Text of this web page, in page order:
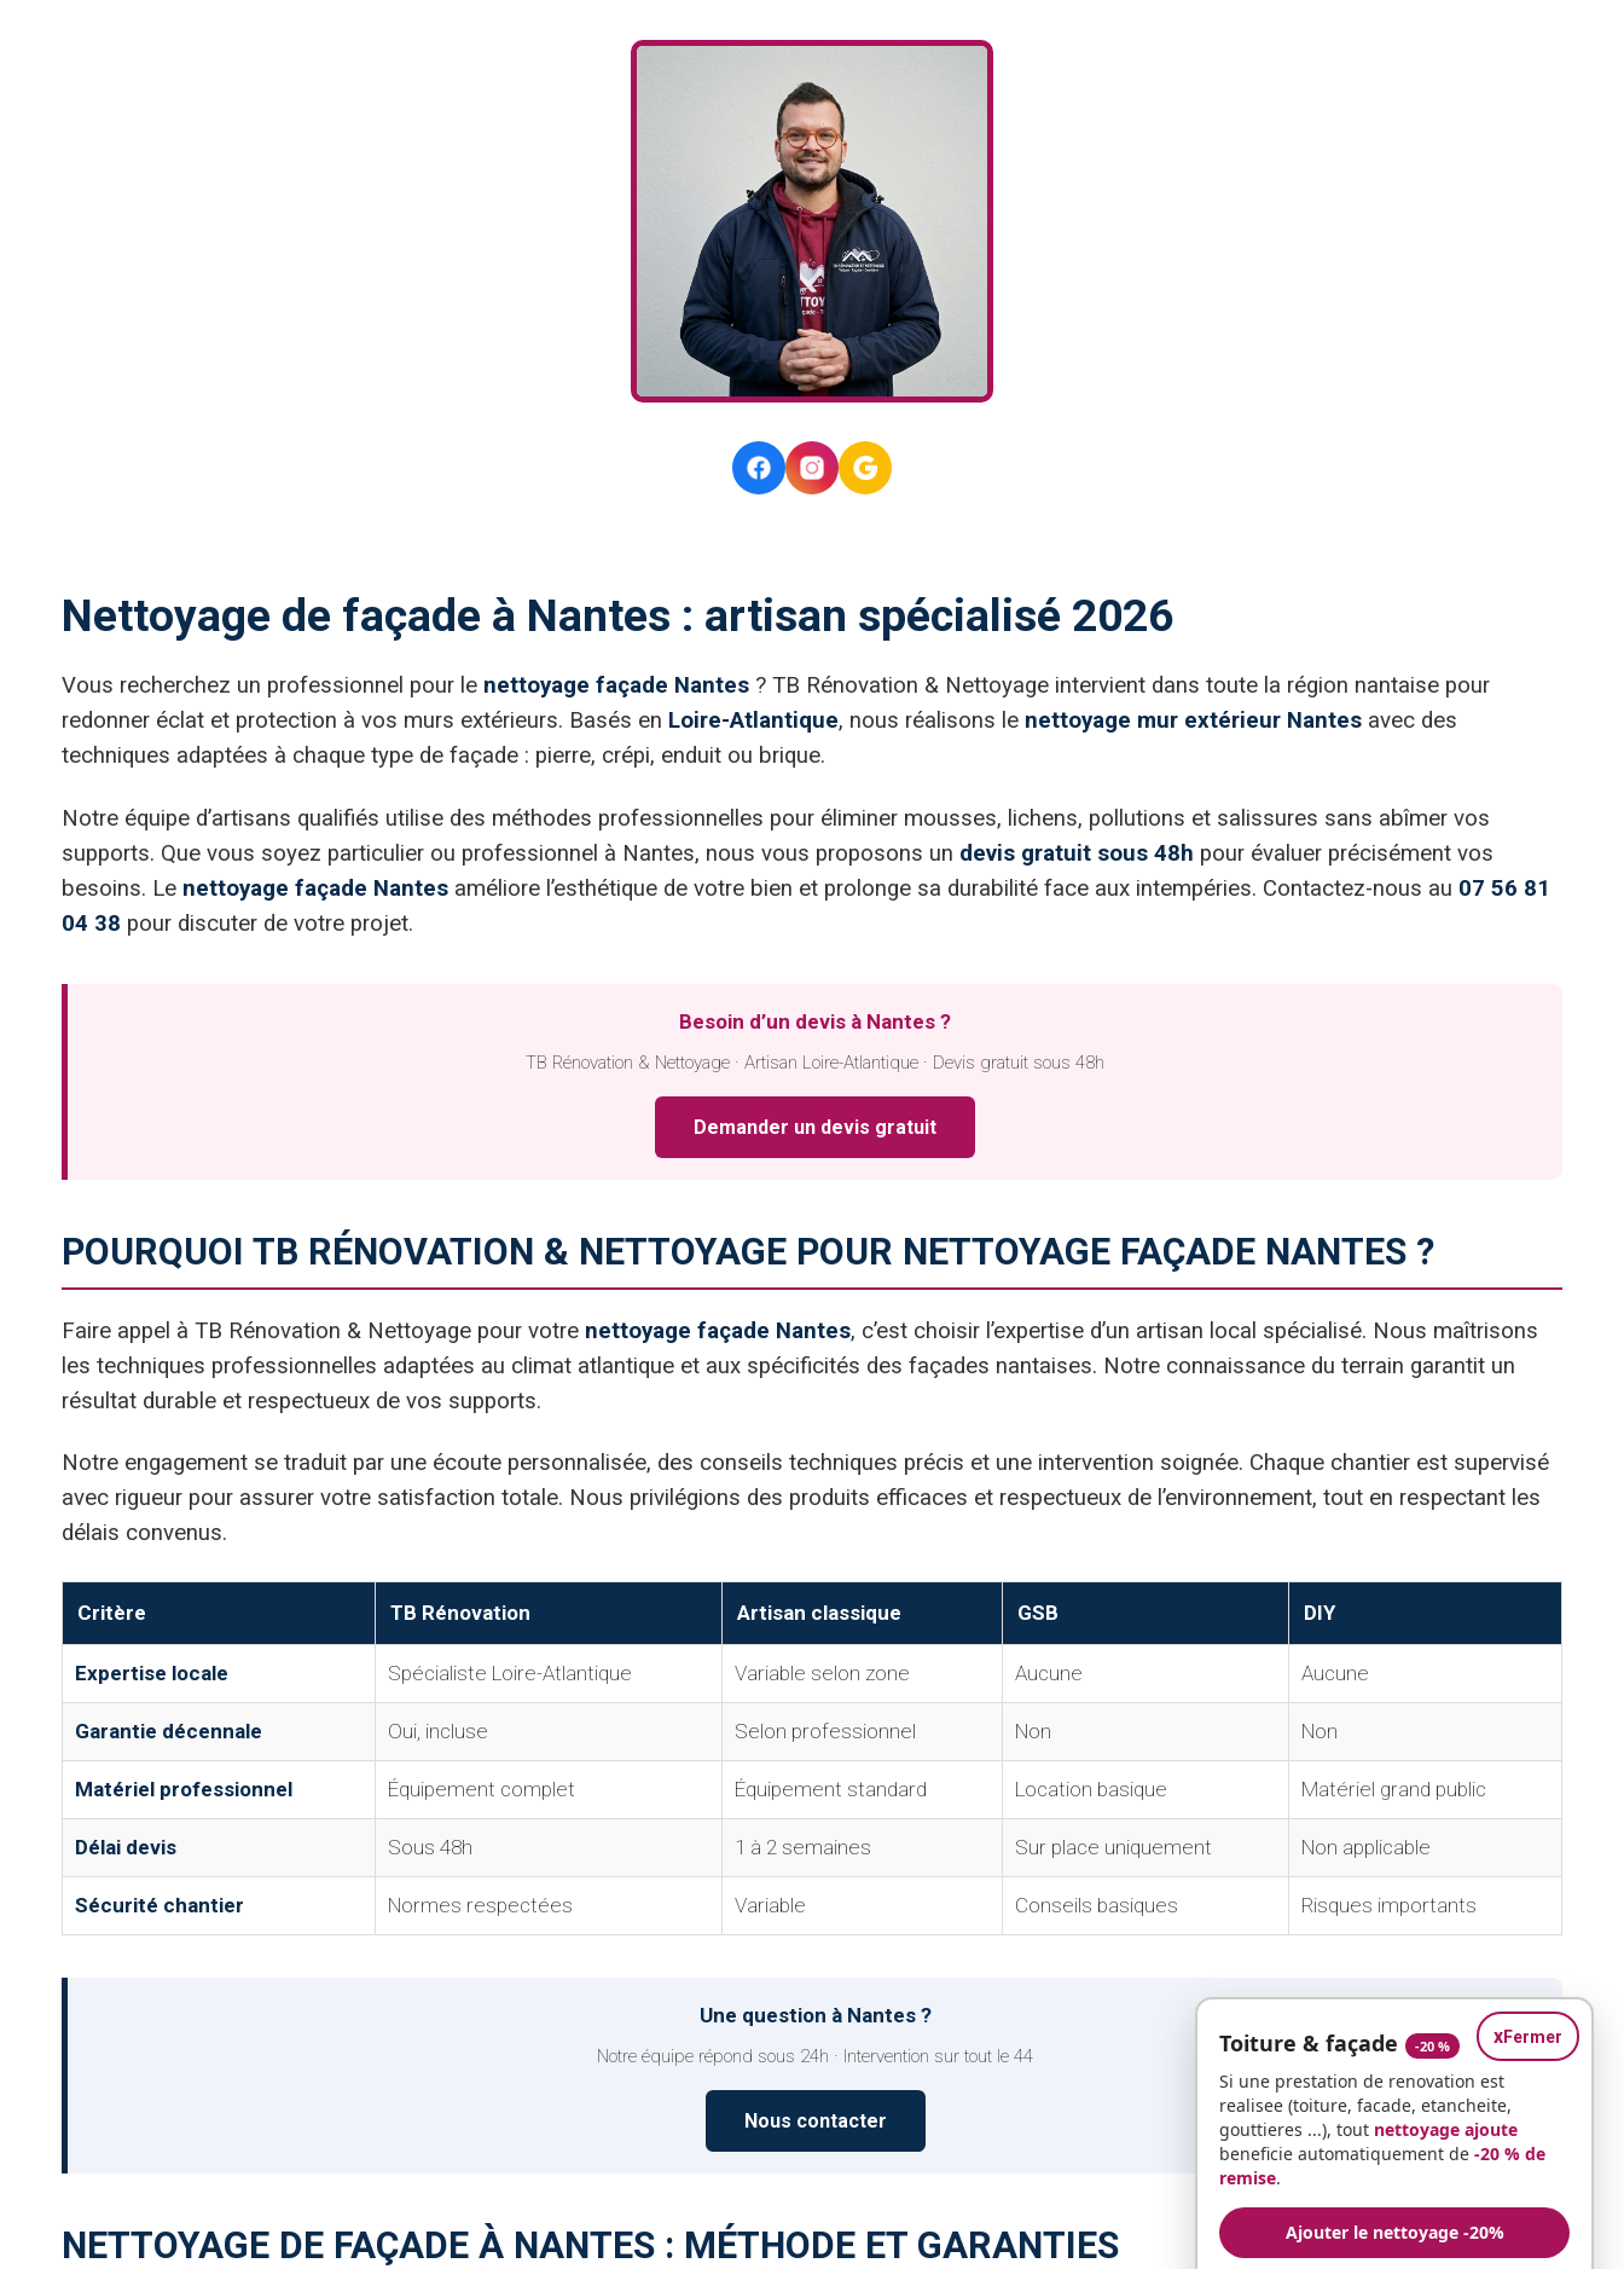
Nettoyage de façade à Nantes : artisan spécialisé 2026
Vous recherchez un professionnel pour le nettoyage façade Nantes ? TB Rénovation & Nettoyage intervient dans toute la région nantaise pour
redonner éclat et protection à vos murs extérieurs. Basés en Loire-Atlantique, nous réalisons le nettoyage mur extérieur Nantes avec des
techniques adaptées à chaque type de façade : pierre, crépi, enduit ou brique.
Notre équipe d’artisans qualifiés utilise des méthodes professionnelles pour éliminer mousses, lichens, pollutions et salissures sans abîmer vos
supports. Que vous soyez particulier ou professionnel à Nantes, nous vous proposons un devis gratuit sous 48h pour évaluer précisément vos
besoins. Le nettoyage façade Nantes améliore l’esthétique de votre bien et prolonge sa durabilité face aux intempéries. Contactez-nous au 07 56 81
04 38 pour discuter de votre projet.
Besoin d’un devis à Nantes ?
TB Rénovation & Nettoyage · Artisan Loire-Atlantique · Devis gratuit sous 48h
Demander un devis gratuit
POURQUOI TB RÉNOVATION & NETTOYAGE POUR NETTOYAGE FAÇADE NANTES ?
Faire appel à TB Rénovation & Nettoyage pour votre nettoyage façade Nantes, c’est choisir l’expertise d’un artisan local spécialisé. Nous maîtrisons
les techniques professionnelles adaptées au climat atlantique et aux spécificités des façades nantaises. Notre connaissance du terrain garantit un
résultat durable et respectueux de vos supports.
Notre engagement se traduit par une écoute personnalisée, des conseils techniques précis et une intervention soignée. Chaque chantier est supervisé
avec rigueur pour assurer votre satisfaction totale. Nous privilégions des produits efficaces et respectueux de l’environnement, tout en respectant les
délais convenus.
Critère TB Rénovation Artisan classique GSB DIY
Expertise locale Spécialiste Loire-Atlantique Variable selon zone Aucune Aucune
Garantie décennale Oui, incluse Selon professionnel Non Non
Matériel professionnel Équipement complet Équipement standard Location basique Matériel grand public
Délai devis Sous 48h 1 à 2 semaines Sur place uniquement Non applicable
Sécurité chantier Normes respectées Variable Conseils basiques Risques importants
Une question à Nantes ?
Notre équipe répond sous 24h · Intervention sur tout le 44
Nous contacter
NETTOYAGE DE FAÇADE À NANTES : MÉTHODE ET GARANTIES
xFermer
Toiture & façade -20 %
Si une prestation de renovation est
realisee (toiture, facade, etancheite,
gouttieres ...), tout nettoyage ajoute
beneficie automatiquement de -20 % de
remise.
Ajouter le nettoyage -20%